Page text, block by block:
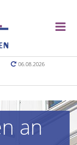
06.08.2026
an